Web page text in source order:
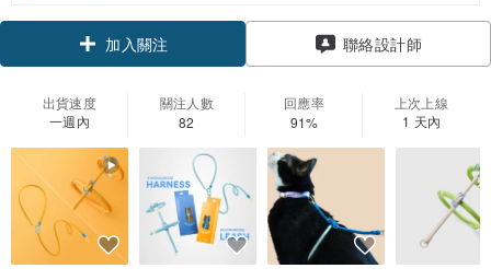
加入關注 聯絡設計師
出貨速度
一週內
關注人數
82
回應率
91%
上次上線
1 天內